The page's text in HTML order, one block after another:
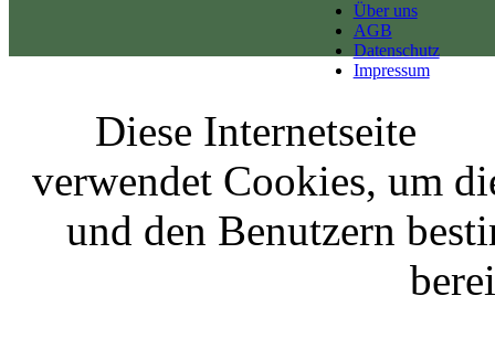
Über uns
AGB
Datenschutz
Impressum
Diese Internetseite
verwendet Cookies, um
und den Benutzern